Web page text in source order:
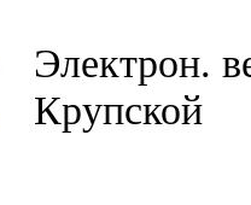
Электрон.
Крупской